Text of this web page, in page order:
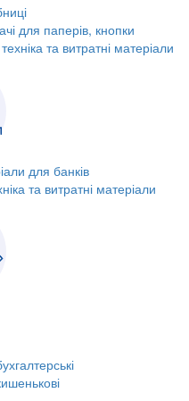
для паперів, кнопки
та витратні матеріали
для банків
та витратні матеріали